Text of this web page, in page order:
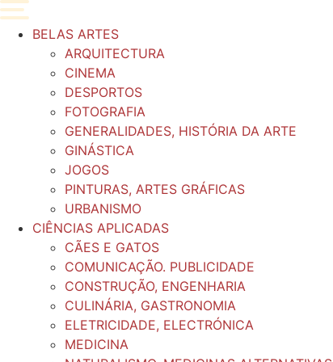
Pular
conteúdo
BELAS ARTES
ARQUITECTURA
CINEMA
DESPORTOS
FOTOGRAFIA
GENERALIDADES, HISTÓRIA DA ARTE
GINÁSTICA
JOGOS
PINTURAS, ARTES GRÁFICAS
URBANISMO
CIÊNCIAS APLICADAS
CÃES E GATOS
COMUNICAÇÃO. PUBLICIDADE
CONSTRUÇÃO, ENGENHARIA
CULINÁRIA, GASTRONOMIA
ELETRICIDADE, ELECTRÓNICA
MEDICINA